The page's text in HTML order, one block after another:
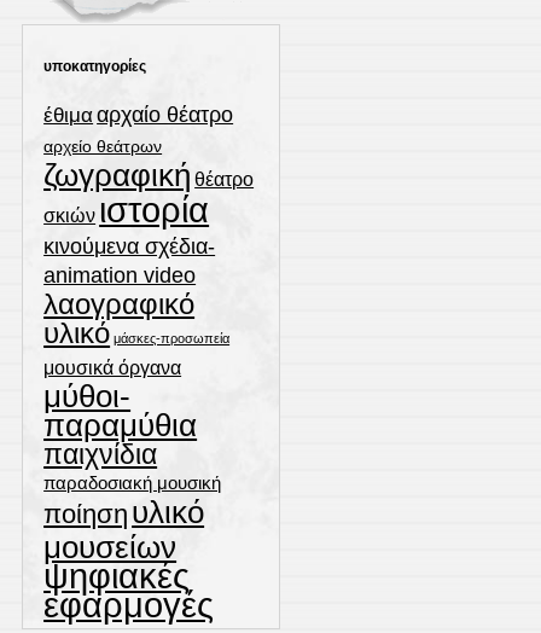
υποκατηγορίες
έθιμααρχαίο θέατρο
αρχείο θεάτρων
ζωγραφική θέατρο
σκιών ιστορία
κινούμενα σχέδια-
animation video
λαογραφικό
υλικό μάσκες-προσωπεία
μουσικά όργανα
μύθοι-
παραμύθια
παιχνίδια
παραδοσιακή μουσική
ποίηση υλικό
μουσείων
ψηφιακές
εφαρμογές